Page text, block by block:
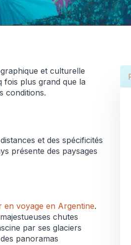
et culturelle
fois plus grand que la
conditions.
et des spécificités
présente des paysages
en voyage en Argentine.
chutes
par ses glaciers
panoramas